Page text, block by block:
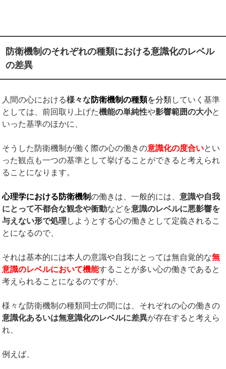
防衛機制のそれぞれの種類における意識化のレベル
の差異
人間の心における様々な防衛機制の種類を分類していく基準
としては、前回取り上げた機能の単純性や影響範囲の大小と
いった基準のほかに、
そうした防衛機制が働く際の心の働きの意識化の度合いとい
った観点も一つの基準として挙げることができると考えられ
ることになります。
心理学における防衛機制の働きは、一般的には、意識や自我
にとって不都合な観念や衝動などを意識のレベルに悪影響を
与えない形で処理 しようとする心の働きとして定義されるこ
とになるので、
それは基本的には本人の意識や自我にとっては無自覚的な無
意識のレベルにおいて機能することが多い心の働きであると
考えられることになるのですが、
様々な防衛機制の種類同士の間には、それぞれの心の働きの
意識化あるいは無意識化のレベルに差異が存在すると考えら
れ、
例えば、